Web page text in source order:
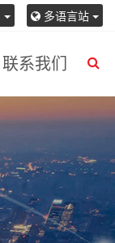
多语言站
联系我们